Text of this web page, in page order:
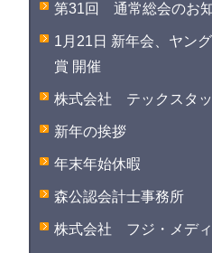
第31回 通常総会のお
1月21日 新年会、ヤン
賞 開催
株式会社 テックスタ
新年の挨拶
年末年始休暇
森公認会計士事務所
株式会社 フジ・メデ